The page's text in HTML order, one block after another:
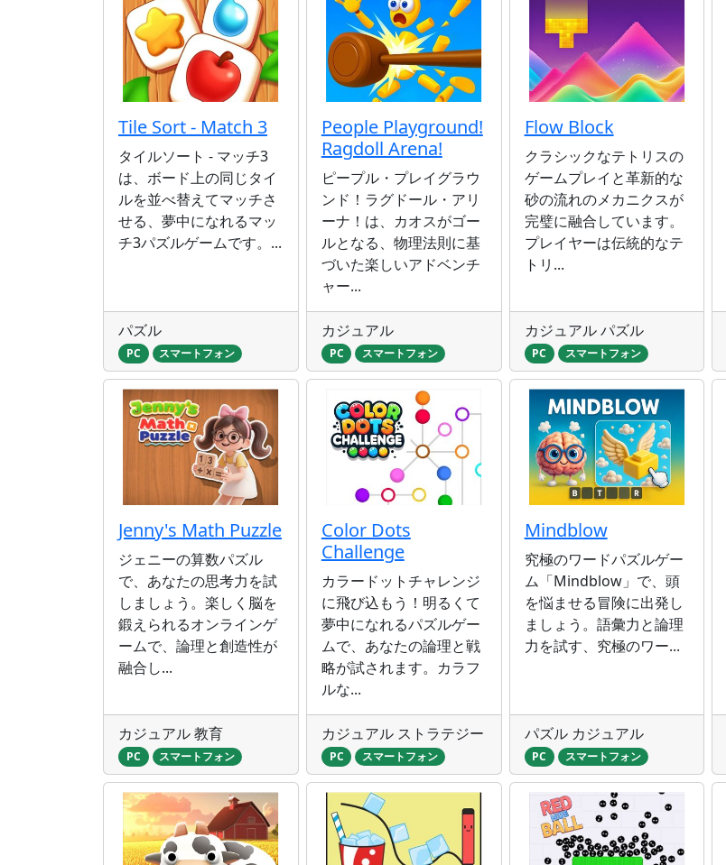
Tile Sort - Match 3
タイルソート - マッチ3
は、ボード上の同じタイ
ルを並べ替えてマッチさ
せる、夢中になれるマッ
チ3パズルゲームです。...
パズル
PC スマートフォン
People Playground!
Ragdoll Arena!
ピープル・プレイグラウ
ンド！ラグドール・アリ
ーナ！は、カオスがゴー
ルとなる、物理法則に基
づいた楽しいアドベンチ
ャー...
カジュアル
PC スマートフォン
Flow Block
クラシックなテトリスの
ゲームプレイと革新的な
砂の流れのメカニクスが
完璧に融合しています。
プレイヤーは伝統的なテ
トリ...
カジュアル パズル
PC スマートフォン
Jenny's Math Puzzle
ジェニーの算数パズル
で、あなたの思考力を試
しましょう。楽しく脳を
鍛えられるオンラインゲ
ームで、論理と創造性が
融合し...
カジュアル 教育
PC スマートフォン
Color Dots
Challenge
カラードットチャレンジ
に飛び込もう！明るくて
夢中になれるパズルゲー
ムで、あなたの論理と戦
略が試されます。カラフ
ルな...
カジュアル ストラテジー
PC スマートフォン
Mindblow
究極のワードパズルゲー
ム「Mindblow」で、頭
を悩ませる冒険に出発し
ましょう。語彙力と論理
力を試す、究極のワー...
パズル カジュアル
PC スマートフォン